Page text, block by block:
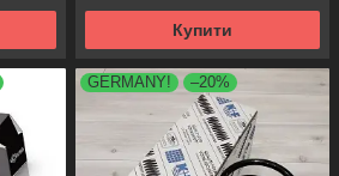
Купити
GERMANY! –20%